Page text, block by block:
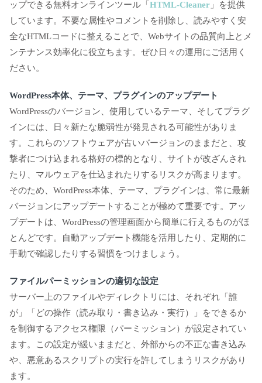
ップできる無料オンラインツール「 HTML-Cleaner 」を提供
しています。不要な属性やコメントを削除し、読みやすく安
全なHTMLコードに整えることで、Webサイトの品質向上とメ
ンテナンス効率化に役立ちます。ぜひ日々の運用にご活用く
ださい。
WordPress本体、テーマ、プラグインのアップデート
WordPressのバージョン、使用しているテーマ、そしてプラグ
インには、日々新たな脆弱性が発見される可能性がありま
す。これらのソフトウェアが古いバージョンのままだと、攻
撃者につけ込まれる格好の標的となり、サイトが改ざんされ
たり、マルウェアを仕込まれたりするリスクが高まります。
そのため、WordPress本体、テーマ、プラグインは、常に最新
バージョンにアップデートすることが極めて重要です。アッ
プデートは、WordPressの管理画面から簡単に行えるものがほ
とんどです。自動アップデート機能を活用したり、定期的に
手動で確認したりする習慣をつけましょう。
ファイルパーミッションの適切な設定
サーバー上のファイルやディレクトリには、それぞれ「誰
が」「どの操作（読み取り・書き込み・実行）」をできるか
を制御するアクセス権限（パーミッション）が設定されてい
ます。この設定が緩いままだと、外部からの不正な書き込み
や、悪意あるスクリプトの実行を許してしまうリスクがあり
ます。